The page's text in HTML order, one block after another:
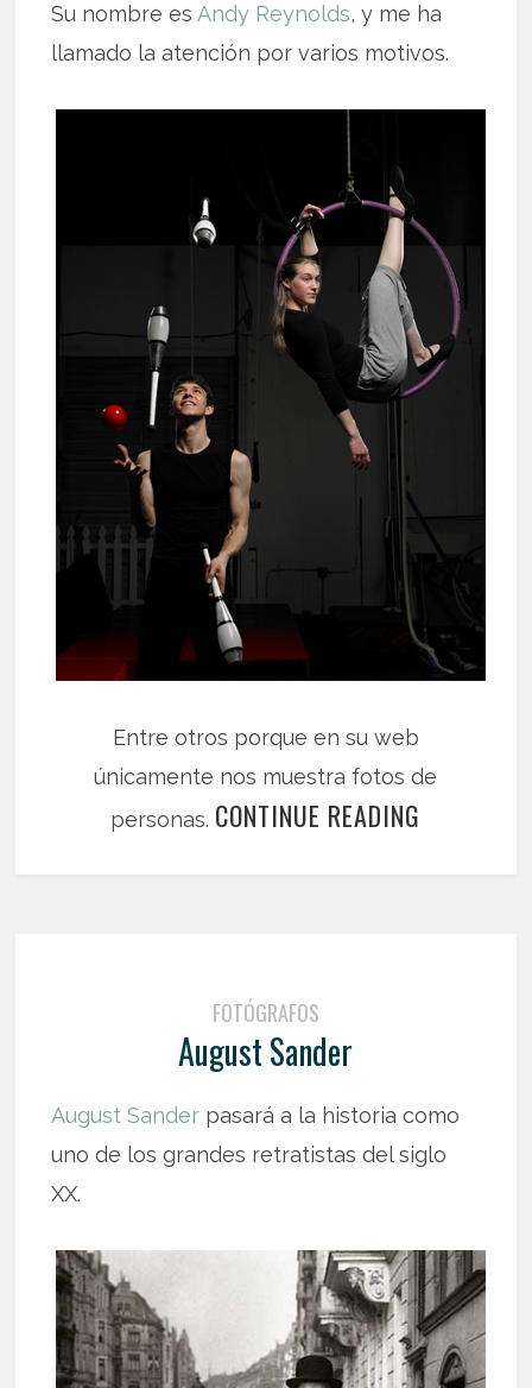
Su nombre esAndy Reynolds, y me ha
llamado la atención por varios motivos.
Entre otros porque en su web
únicamente nos muestra fotos de
personas. CONTINUE READING
FOTÓGRAFOS
August Sander
August Sander pasará a la historia como
uno de los grandes retratistas del siglo
XX.